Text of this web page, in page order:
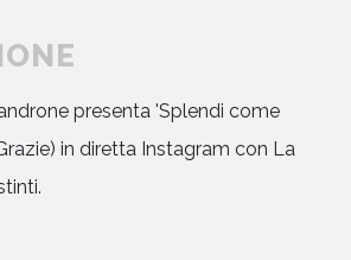
presenta 'Splendi come
in diretta Instagram con La